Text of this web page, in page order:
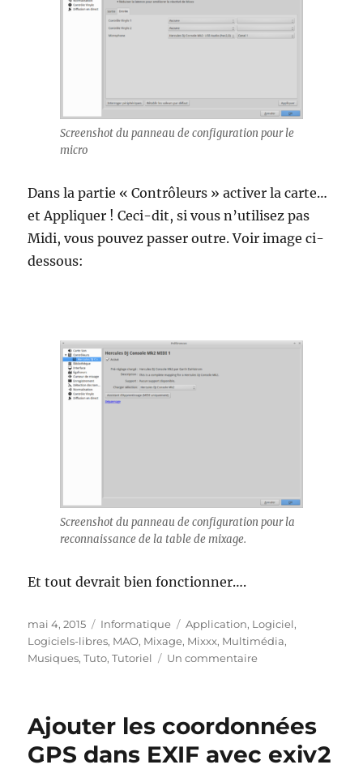
Screenshot du panneau de configuration pour le
micro
Dans la partie « Contrôleurs » activer la carte…
et Appliquer ! Ceci-dit, si vous n’utilisez pas
Midi, vous pouvez passer outre. Voir image ci-
dessous:
Screenshot du panneau de configuration pour la
reconnaissance de la table de mixage.
Et tout devrait bien fonctionner….
Publié
le
mai 4, 2015 Catégories
Informatique Étiquettes
Application, Logiciel,
Logiciels-libres, MAO, Mixage, Mixxx, Multimédia,
Musiques,Tuto,Tutoriel Un commentairesur
Mixxx
Hercules
Ajouter les coordonnées
GPS dans EXIF avec exiv2